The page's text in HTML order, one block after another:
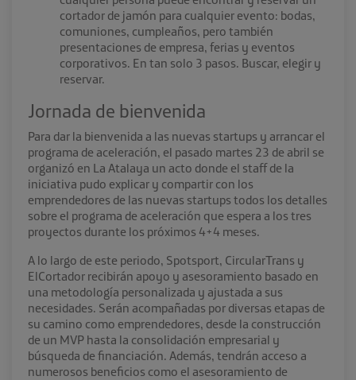
cortador de jamón para cualquier evento: bodas,
comuniones, cumpleaños, pero también
presentaciones de empresa, ferias y eventos
corporativos. En tan solo 3 pasos. Buscar, elegir y
reservar.
Jornada de bienvenida
Para dar la bienvenida a las nuevas startups y arrancar el
programa de aceleración, el pasado martes 23 de abril se
organizó en La Atalaya un acto donde el staff de la
iniciativa pudo explicar y compartir con los
emprendedores de las nuevas startups todos los detalles
sobre el programa de aceleración que espera a los tres
proyectos durante los próximos 4+4 meses.
A lo largo de este periodo, Spotsport, CircularTrans y
ElCortador recibirán apoyo y asesoramiento basado en
una metodología personalizada y ajustada a sus
necesidades. Serán acompañadas por diversas etapas de
su camino como emprendedores, desde la construcción
de un MVP hasta la consolidación empresarial y
búsqueda de financiación. Además, tendrán acceso a
numerosos beneficios como el asesoramiento de